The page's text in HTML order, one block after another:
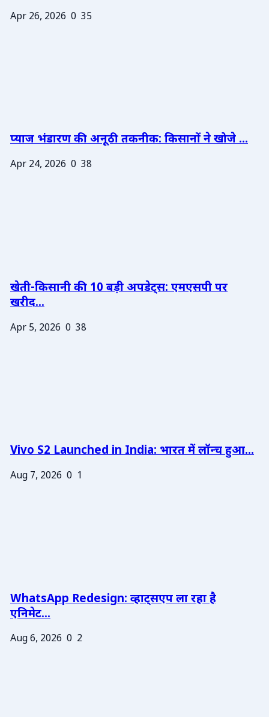
Apr 26, 2026 0 35
प्याज भंडारण की अनूठी तकनीक: किसानों ने खोजे ...
Apr 24, 2026 0 38
खेती-किसानी की 10 बड़ी अपडेट्स: एमएसपी पर
खरीद...
Apr 5, 2026 0 38
Vivo S2 Launched in India: भारत में लॉन्च हुआ...
Aug 7, 2026 0 1
WhatsApp Redesign: व्हाट्सएप ला रहा है
एनिमेट...
Aug 6, 2026 0 2